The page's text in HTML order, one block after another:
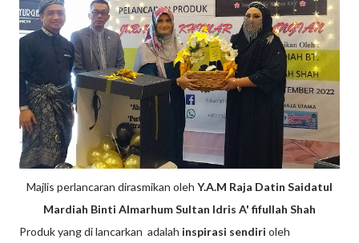
Majlis perlancaran dirasmikan oleh Y.A.M Raja Datin Saidatul
Mardiah Binti Almarhum Sultan Idris A' fifullah Shah
Produk yang di lancarkan adalah inspirasi sendiri oleh